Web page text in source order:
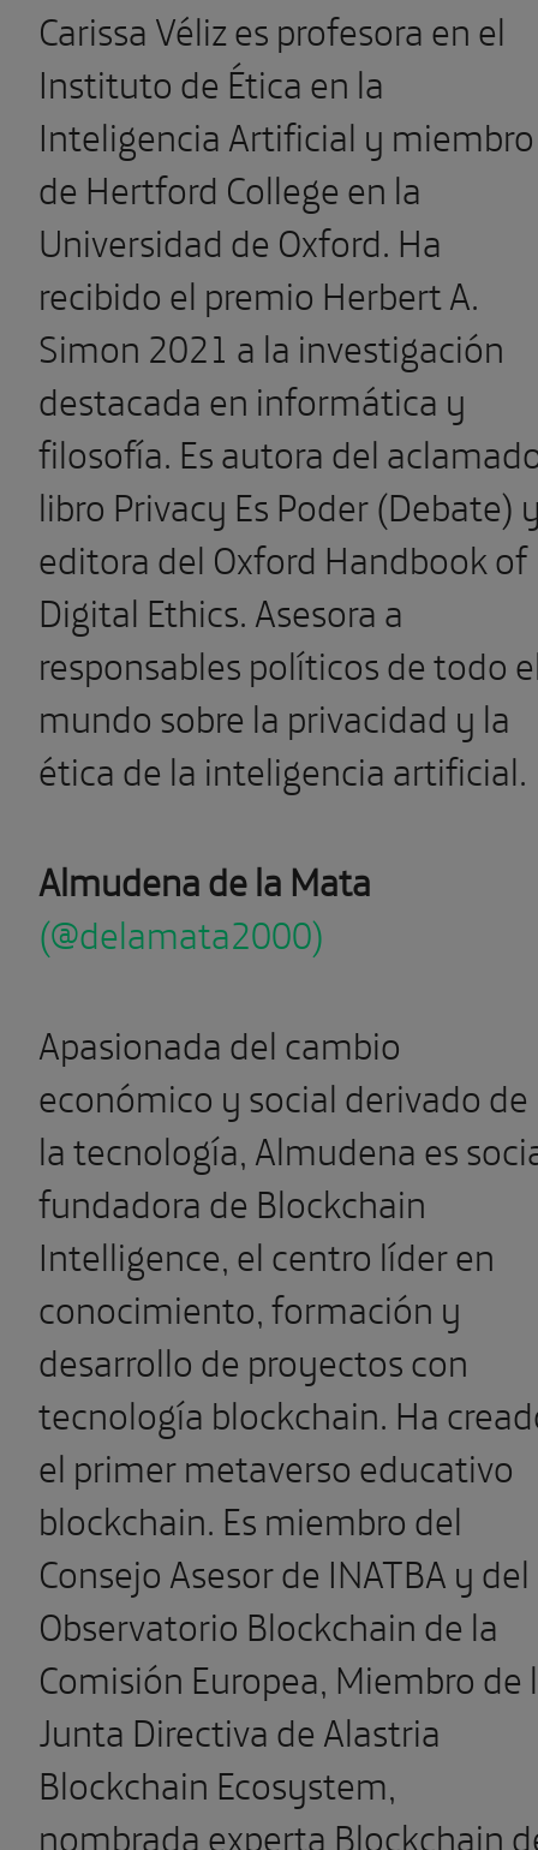
Carissa Véliz es profesora en el
Instituto de Ética en la
Inteligencia Artificial y miembro
de Hertford College en la
Universidad de Oxford. Ha
recibido el premio Herbert A.
Simon 2021 a la investigación
destacada en informática y
filosofía. Es autora del
libro Privacy Es Poder (Debate)
editora del Oxford Handbook of
Digital Ethics. Asesora a
responsables políticos de todo
mundo sobre la privacidad y la
ética de la inteligencia artificial.
Almudena de la Mata
(@delamata2000)
Apasionada del cambio
económico y social derivado de
la tecnología, Almudena es
fundadora de Blockchain
Intelligence, el centro líder en
conocimiento, formación y
desarrollo de proyectos con
tecnología blockchain. Ha
el primer metaverso educativo
blockchain. Es miembro del
Consejo Asesor de INATBA y del
Observatorio Blockchain de la
Comisión Europea, Miembro de
Junta Directiva de Alastria
Blockchain Ecosystem,
nombrada experta Blockchain